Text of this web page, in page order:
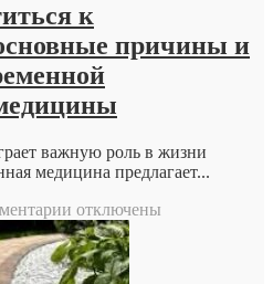
к
причины и
важную роль в жизни
медицина предлагает...
к
записи
Когда
стоит
отключены